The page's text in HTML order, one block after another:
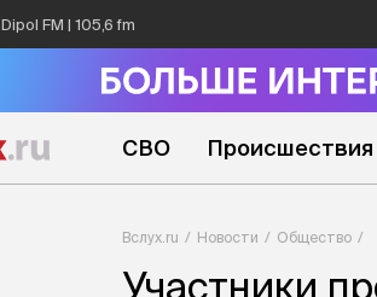
Dipol FM | 105,6 fm
СВО Происшествия
Вслух.ru Новости Общество
Участники